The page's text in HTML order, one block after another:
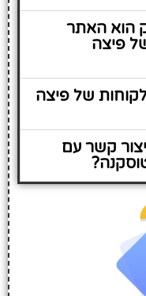
הוא האתר
פיצה
של פיצה
קשר עם